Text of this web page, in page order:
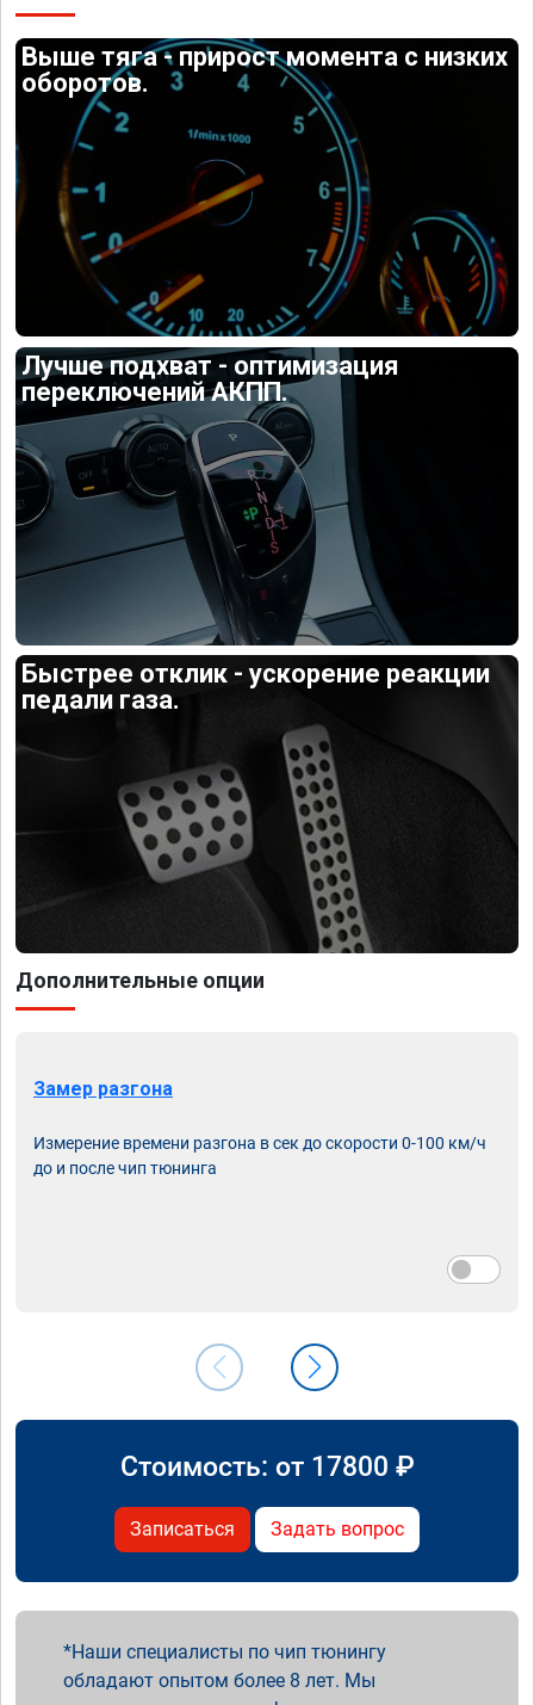
Выше тяга - прирост момента с низких
оборотов.
Лучше подхват - оптимизация
переключений АКПП.
Быстрее отклик - ускорение реакции
педали газа.
Дополнительные опции
Замер разгона
Измерение времени разгона в сек до скорости 0-100 км/ч
до и после чип тюнинга
Стоимость: от 17800 ₽
Записаться Задать вопрос
Наши специалисты по чип тюнингу
обладают опытом более 8 лет. Мы